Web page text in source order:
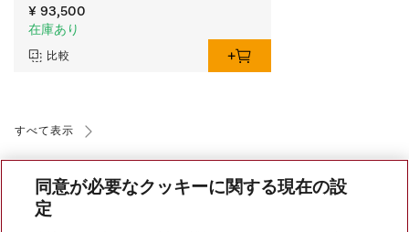
¥ 93,500
在庫あり
比較
すべて表示
同意が必要なクッキーに関する現在の設
定